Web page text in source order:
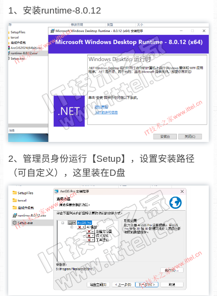
1、安装runtime-8.0.12
2、管理员身份运行【Setup】，设置安装路径
（可自定义），这里装在D盘